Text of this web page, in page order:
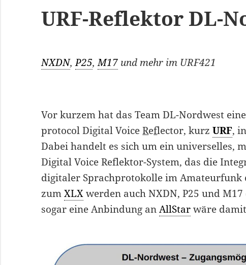
URF-Reflektor DL-
NXDN,P25,M17 und mehr im URF421
Vor kurzem hat das Team DL-Nordwest
protocol Digital VoiceReflector, kurzURF,
Dabei handelt es sich um ein universelles,
Digital Voice Reflektor-System, das die
digitaler Sprachprotokolle im Amateurfunk
zumXLXwerden auch NXDN, P25 und
sogar eine Anbindung anAllStarwäre